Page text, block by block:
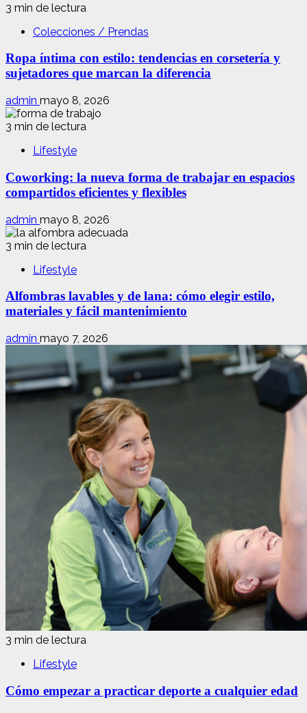
3 min de lectura
Colecciones / Prendas
Ropa íntima con estilo: tendencias en corsetería y
sujetadores que marcan la diferencia
admin mayo 8, 2026
3 min de lectura
Lifestyle
Coworking: la nueva forma de trabajar en espacios
compartidos eficientes y flexibles
admin mayo 8, 2026
3 min de lectura
Lifestyle
Alfombras lavables y de lana: cómo elegir estilo,
materiales y fácil mantenimiento
admin mayo 7, 2026
3 min de lectura
Lifestyle
Cómo empezar a practicar deporte a cualquier edad